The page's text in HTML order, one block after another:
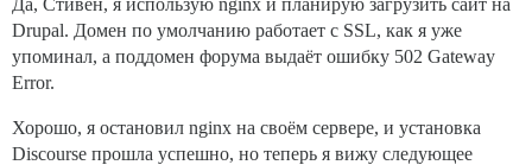
Да, Стивен, я использую nginx и планирую загрузить сайт на
Drupal. Домен по умолчанию работает с SSL, как я уже
упоминал, а поддомен форума выдаёт ошибку 502 Gateway
Error.
Хорошо, я остановил nginx на своём сервере, и установка
Discourse прошла успешно, но теперь я вижу следующее